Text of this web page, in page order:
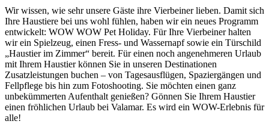
Wir wissen, wie sehr unsere Gäste ihre Vierbeiner lieben. Damit sich
Ihre Haustiere bei uns wohl fühlen, haben wir ein neues Programm
entwickelt: WOW WOW Pet Holiday. Für Ihre Vierbeiner halten
wir ein Spielzeug, einen Fress- und Wassernapf sowie ein Türschild
„Haustier im Zimmer“ bereit. Für einen noch angenehmeren Urlaub
mit Ihrem Haustier können Sie in unseren Destinationen
Zusatzleistungen buchen – von Tagesausflügen, Spaziergängen und
Fellpflege bis hin zum Fotoshooting. Sie möchten einen ganz
unbekümmerten Aufenthalt genießen? Gönnen Sie Ihrem Haustier
einen fröhlichen Urlaub bei Valamar. Es wird ein WOW-Erlebnis für
alle!